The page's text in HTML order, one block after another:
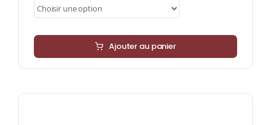
Ajouter au panier